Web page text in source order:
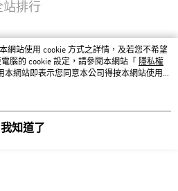
站排行
網站使用 cookie 方式之詳情，及若您不希望
腦的 cookie 設定，請參閱本網站「
隱私權
本網站即表示您同意本公司得按本網站使用條
我知道了